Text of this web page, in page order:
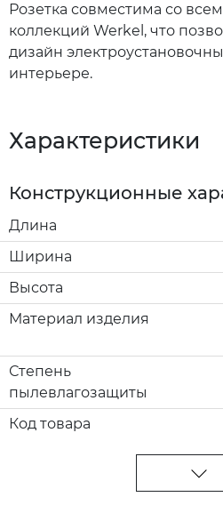
Розетка совместима со
коллекций Werkel, что
дизайн
интерьере.
Характеристики
Конструкционные
Длина
Ширина
Высота
Материал изделия
Степень
пылевлагозащиты
Код товара